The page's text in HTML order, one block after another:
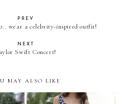
PREV
wear a celebrity-inspired outfit!
NEXT
Swift Concert!
MAY ALSO LIKE